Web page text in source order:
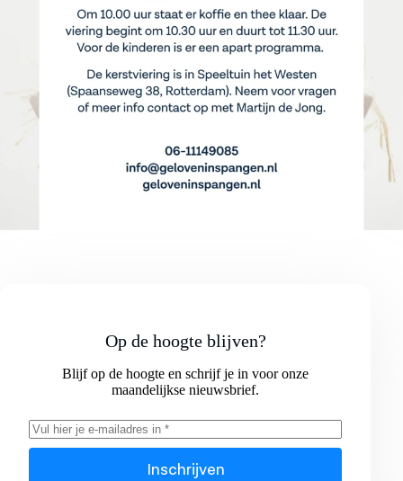
Op de hoogte blijven?
Blijf op de hoogte en schrijf je in voor onze
maandelijkse nieuwsbrief.
Inschrijven